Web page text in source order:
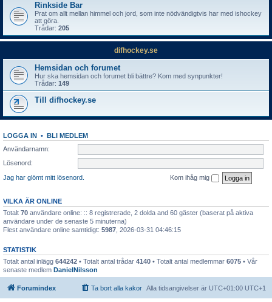
Rinkside Bar
Prat om allt mellan himmel och jord, som inte nödvändigtvis har med ishockey
att göra.
Trådar: 205
difhockey.se
Hemsidan och forumet
Hur ska hemsidan och forumet bli bättre? Kom med synpunkter!
Trådar: 149
Till difhockey.se
LOGGA IN • BLI MEDLEM
Användarnamn:
Lösenord:
Jag har glömt mitt lösenord.
Kom ihåg mig
VILKA ÄR ONLINE
Totalt 70 användare online: :: 8 registrerade, 2 dolda and 60 gäster (baserat på aktiva
användare under de senaste 5 minuterna)
Flest användare online samtidigt: 5987 , 2026-03-31 04:46:15
STATISTIK
Totalt antal inlägg 644242 • Totalt antal trådar 4140 • Totalt antal medlemmar 6075 • Vår
senaste medlem DanielNilsson
Forumindex Alla tidsangivelser är UTC+01:00 UTC+1
Ta bort alla kakor